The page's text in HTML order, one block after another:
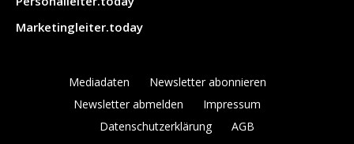
Marketingleiter.today
Mediadaten
Newsletter abonnieren
Newsletter abmelden
Impressum
Datenschutzerklärung
AGB